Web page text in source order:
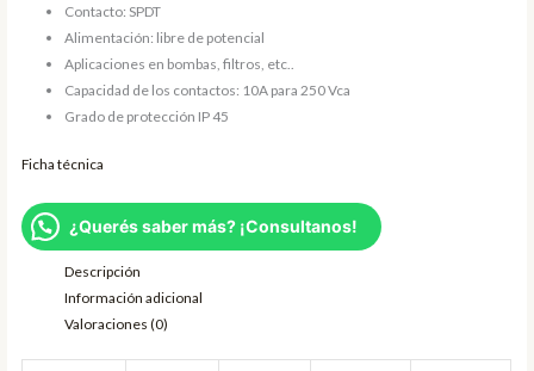
Contacto: SPDT
Alimentación: libre de potencial
Aplicaciones en bombas, filtros, etc..
Capacidad de los contactos: 10A para 250 Vca
Grado de protección IP 45
Ficha técnica
¿Querés saber más? ¡Consultanos!
Descripción
Información adicional
Valoraciones (0)